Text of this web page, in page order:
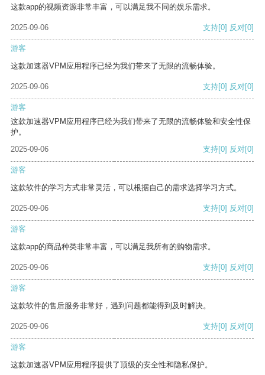
这款app的视频资源非常丰富，可以满足我不同的娱乐需求。
2025-09-06 支持[0] 反对[0]
游客
这款加速器VPM应用程序已经为我们带来了无限的流畅体验。
2025-09-06 支持[0] 反对[0]
游客
这款加速器VPM应用程序已经为我们带来了无限的流畅体验和安全性保
护。
2025-09-06
支持[0] 反对[0]
游客
这款软件的学习方式非常灵活，可以根据自己的需求选择学习方式。
2025-09-06 支持[0] 反对[0]
游客
这款app的商品种类非常丰富，可以满足我所有的购物需求。
2025-09-06 支持[0] 反对[0]
游客
这款软件的售后服务非常好，遇到问题都能得到及时解决。
2025-09-06 支持[0] 反对[0]
游客
这款加速器VPM应用程序提供了顶级的安全性和隐私保护。